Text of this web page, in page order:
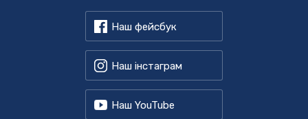
Наш фейсбук
Наш інстаграм
Наш YouTube